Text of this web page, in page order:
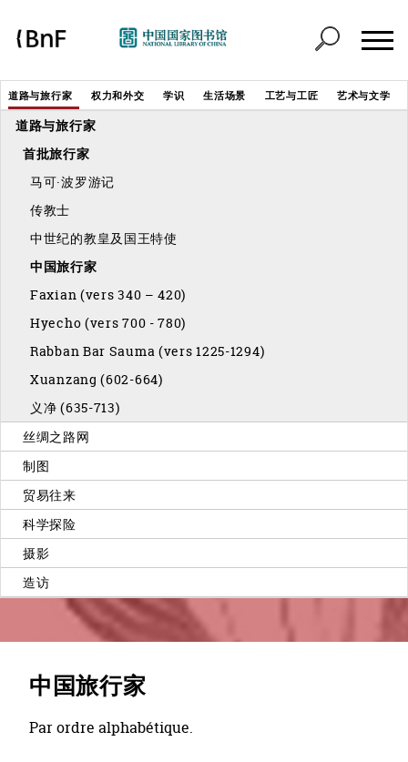
Menu
éditorial
道路与旅行家 权力和外交 学识 生活场景 工艺与工匠 艺术与文学
道路与旅行家
首批旅行家
马可·波罗游记
传教士
中世纪的教皇及国王特使
中国旅行家
Faxian (vers 340 – 420)
Hyecho (vers 700 - 780)
Rabban Bar Sauma (vers 1225-1294)
Xuanzang (602-664)
义净 (635-713)
丝绸之路网
制图
贸易往来
科学探险
摄影
造访
中国旅行家
Par ordre alphabétique.